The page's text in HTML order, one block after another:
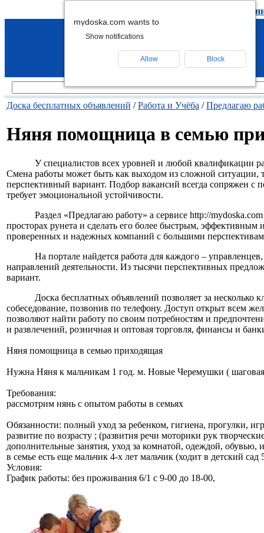
удалить
Доска бесплатных объявлений /Работа и Учёба /Предлагаю
Няня помощница в семью
У специалистов всех уровней и любой квалификации
Смена работы может быть как выходом из сложной ситуации,
перспективный вариант. Подбор вакансий всегда сопряжен с
требует эмоциональной устойчивости.
Раздел «Предлагаю работу» а сервисе http://
просторах рунета и сделать его более быстрым,
проверенных и надежных компаний с большими
На портале найдется работа для каждого –
направлений деятельности. Из тысячи перспективных
вариант.
Доска бесплатных объявлений позволяет за несколько
собеседование, позвонив по телефону. Доступ открыт всем
позволяют найти работу по своим потребностям и
и развлечений, розничная и оптовая торговля, финансы и
Няня помощница в семью приходящая
Нужна Няня к мальчикам 1 год. м. Новые Черемушки ( шаговая
Требования:
рассмотрим нянь с опытом работы в семьях
Обязанности: полный уход за ребенком, гигиена, прогулки,
развитие по возрасту ; (развития речи моторики рук
дополнительные занятия, уход за комнатой, одеждой, обувью,
в семье есть еще мальчик 4-х лет мальчик (ходит в детский
Условия:
График работы: без проживания 6/1 с 9-00 до 18-00,
mydoska.com wants to
Show notifications
Allow Block